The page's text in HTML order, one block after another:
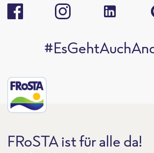
FRoSTA ist für alle da!